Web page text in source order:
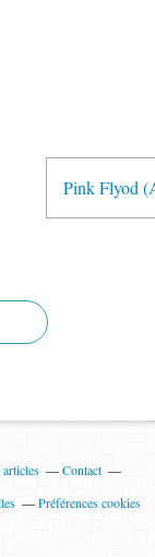
Pink Flyod
articles
Contact
Préférences cookies